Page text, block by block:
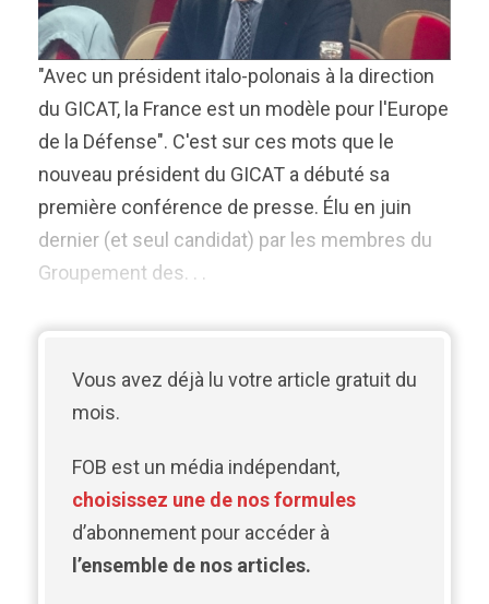
"Avec un président italo-polonais à la direction
du GICAT, la France est un modèle pour l'Europe
de la Défense". C'est sur ces mots que le
nouveau président du GICAT a débuté sa
première conférence de presse. Élu en juin
dernier (et seul candidat) par les membres du
Groupement des. . .
Vous avez déjà lu votre article gratuit du
mois.
FOB est un média indépendant,
choisissez une de nos formules
d’abonnement pour accéder à
l’ensemble de nos articles.